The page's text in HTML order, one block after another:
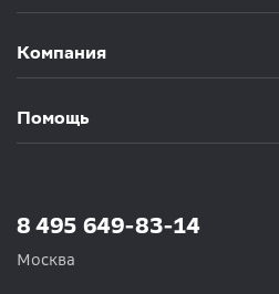
Компания
Помощь
8 495 649-83-14
Москва